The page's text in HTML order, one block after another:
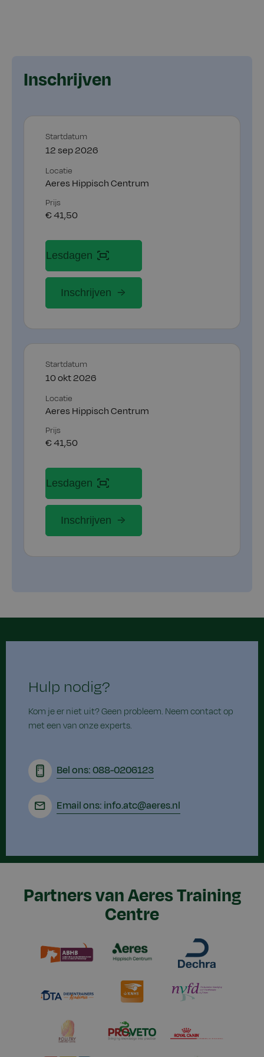
Inschrijven
Startdatum
12 sep 2026
Locatie
Aeres Hippisch Centrum
Prijs
€ 41,50
Lesdagen
Inschrijven
Startdatum
10 okt 2026
Locatie
Aeres Hippisch Centrum
Prijs
€ 41,50
Lesdagen
Inschrijven
Hulp nodig?
Kom je er niet uit? Geen probleem. Neem contact op
met een van onze experts.
Bel ons: 088-0206123
Email ons: info.atc@aeres.nl
Partners van Aeres Training
Centre